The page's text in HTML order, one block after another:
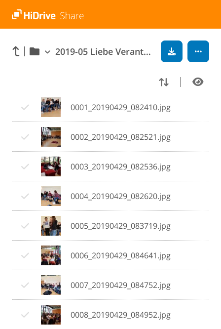
2019-05 Liebe Verantwortung Sexualität
0001_20190429_082410.jpg
0002_20190429_082521.jpg
0003_20190429_082536.jpg
0004_20190429_082620.jpg
0005_20190429_083719.jpg
0006_20190429_084641.jpg
0007_20190429_084752.jpg
0008_20190429_084952.jpg